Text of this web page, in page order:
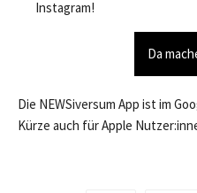
Instagram!
Da
Die NEWSiversum App ist im
Kürze auch für Apple